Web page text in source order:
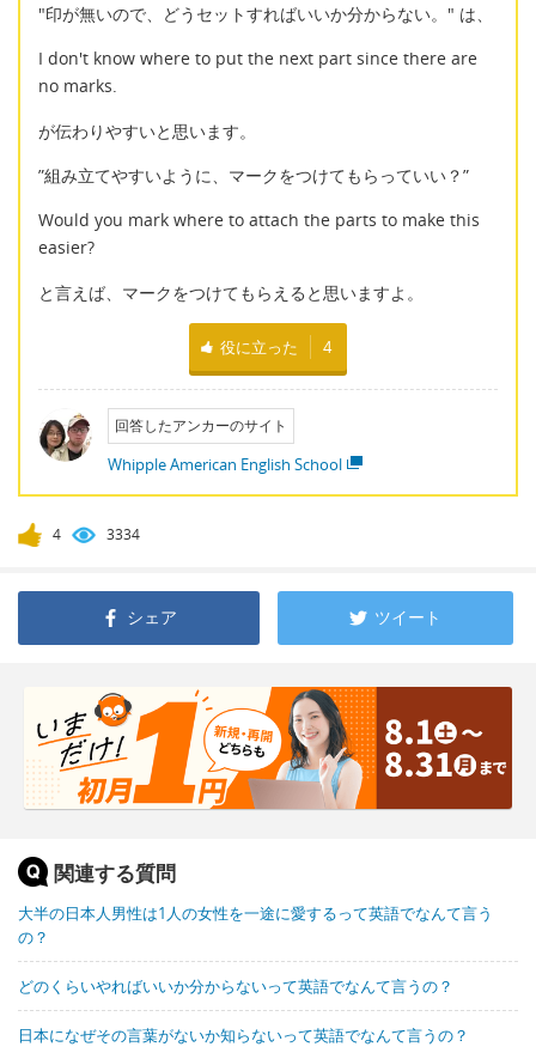
"印が無いので、どうセットすればいいか分からない。" は、
I don't know where to put the next part since there are
no marks.
が伝わりやすいと思います。
”組み立てやすいように、マークをつけてもらっていい？”
Would you mark where to attach the parts to make this
easier?
と言えば、マークをつけてもらえると思いますよ。
役に立った 4
回答したアンカーのサイト
Whipple American English School
4 3334
シェア ツイート
関連する質問
大半の日本人男性は1人の女性を一途に愛するって英語でなんて言う
の？
どのくらいやればいいか分からないって英語でなんて言うの？
日本になぜその言葉がないか知らないって英語でなんて言うの？